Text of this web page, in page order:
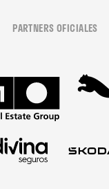
PARTNERS OFICIALES